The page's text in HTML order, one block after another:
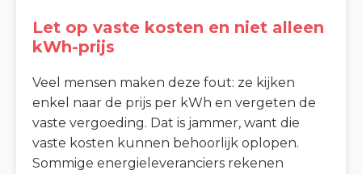
Let op vaste kosten en niet alleen
kWh-prijs
Veel mensen maken deze fout: ze kijken
enkel naar de prijs per kWh en vergeten de
vaste vergoeding. Dat is jammer, want die
vaste kosten kunnen behoorlijk oplopen.
Sommige energieleveranciers rekenen